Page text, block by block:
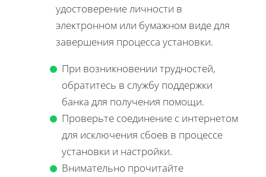
удостоверение личности в
электронном или бумажном виде для
завершения процесса установки.
При возникновении трудностей,
обратитесь в службу поддержки
банка для получения помощи.
Проверьте соединение с интернетом
для исключения сбоев в процессе
установки и настройки.
Внимательно прочитайте